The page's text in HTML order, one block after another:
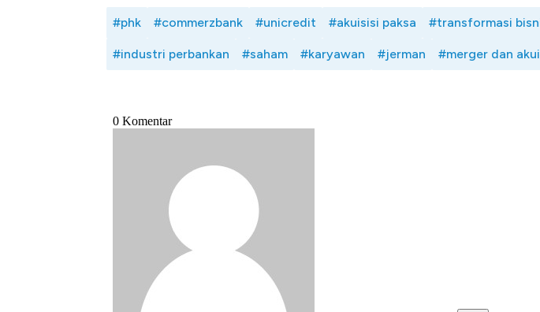
#phk #commerzbank #unicredit #akuisisi paksa #transformasi
#industri perbankan #saham #karyawan #jerman #merger dan